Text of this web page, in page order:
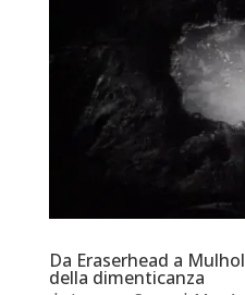
Da Eraserhead a
della dimenticanza